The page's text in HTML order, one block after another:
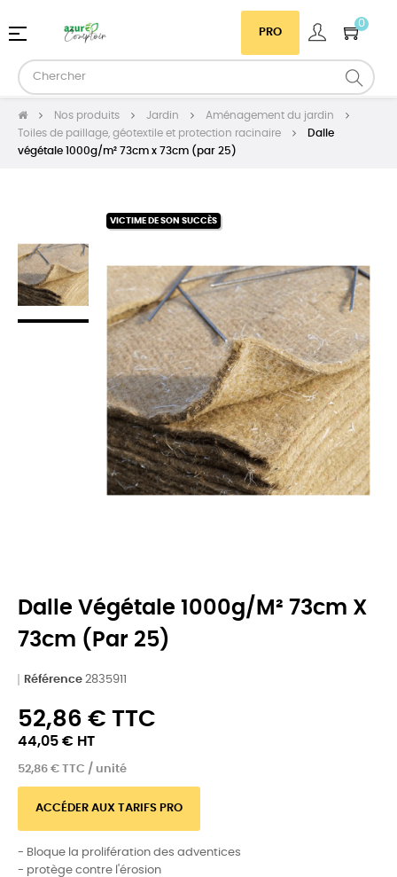
PRO
0
Basculer
navigation
☰
Nos produits Jardin
Aménagement du jardin
Toiles de paillage, géotextile et protection racinaire
Dalle
végétale 1000g/m² 73cm x 73cm (par 25)
VICTIME DE SON SUCCÈS
Dalle Végétale 1000g/m² 73cm X
73cm (par 25)
Référence 2835911
52,86 € TTC
44,05 € HT
52,86 € TTC / unité
ACCÉDER AUX TARIFS PRO
- Bloque la prolifération des adventices
- protège contre l'érosion